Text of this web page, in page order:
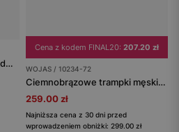
Beżowe mokasyny męskie z dwoiny welurowej
Cena z kodem FINAL20: 207.20 zł
WOJAS / 10234-72
Ciemnobrązowe trampki męskie z łączonych skór
259.00 zł
Najniższa cena z 30 dni przed
wprowadzeniem obniżki: 299.00 zł